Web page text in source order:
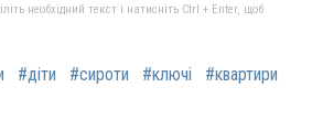
необхідний текст і натисніть Ctrl + Enter, щоб
#діти #сироти #ключі #квартири